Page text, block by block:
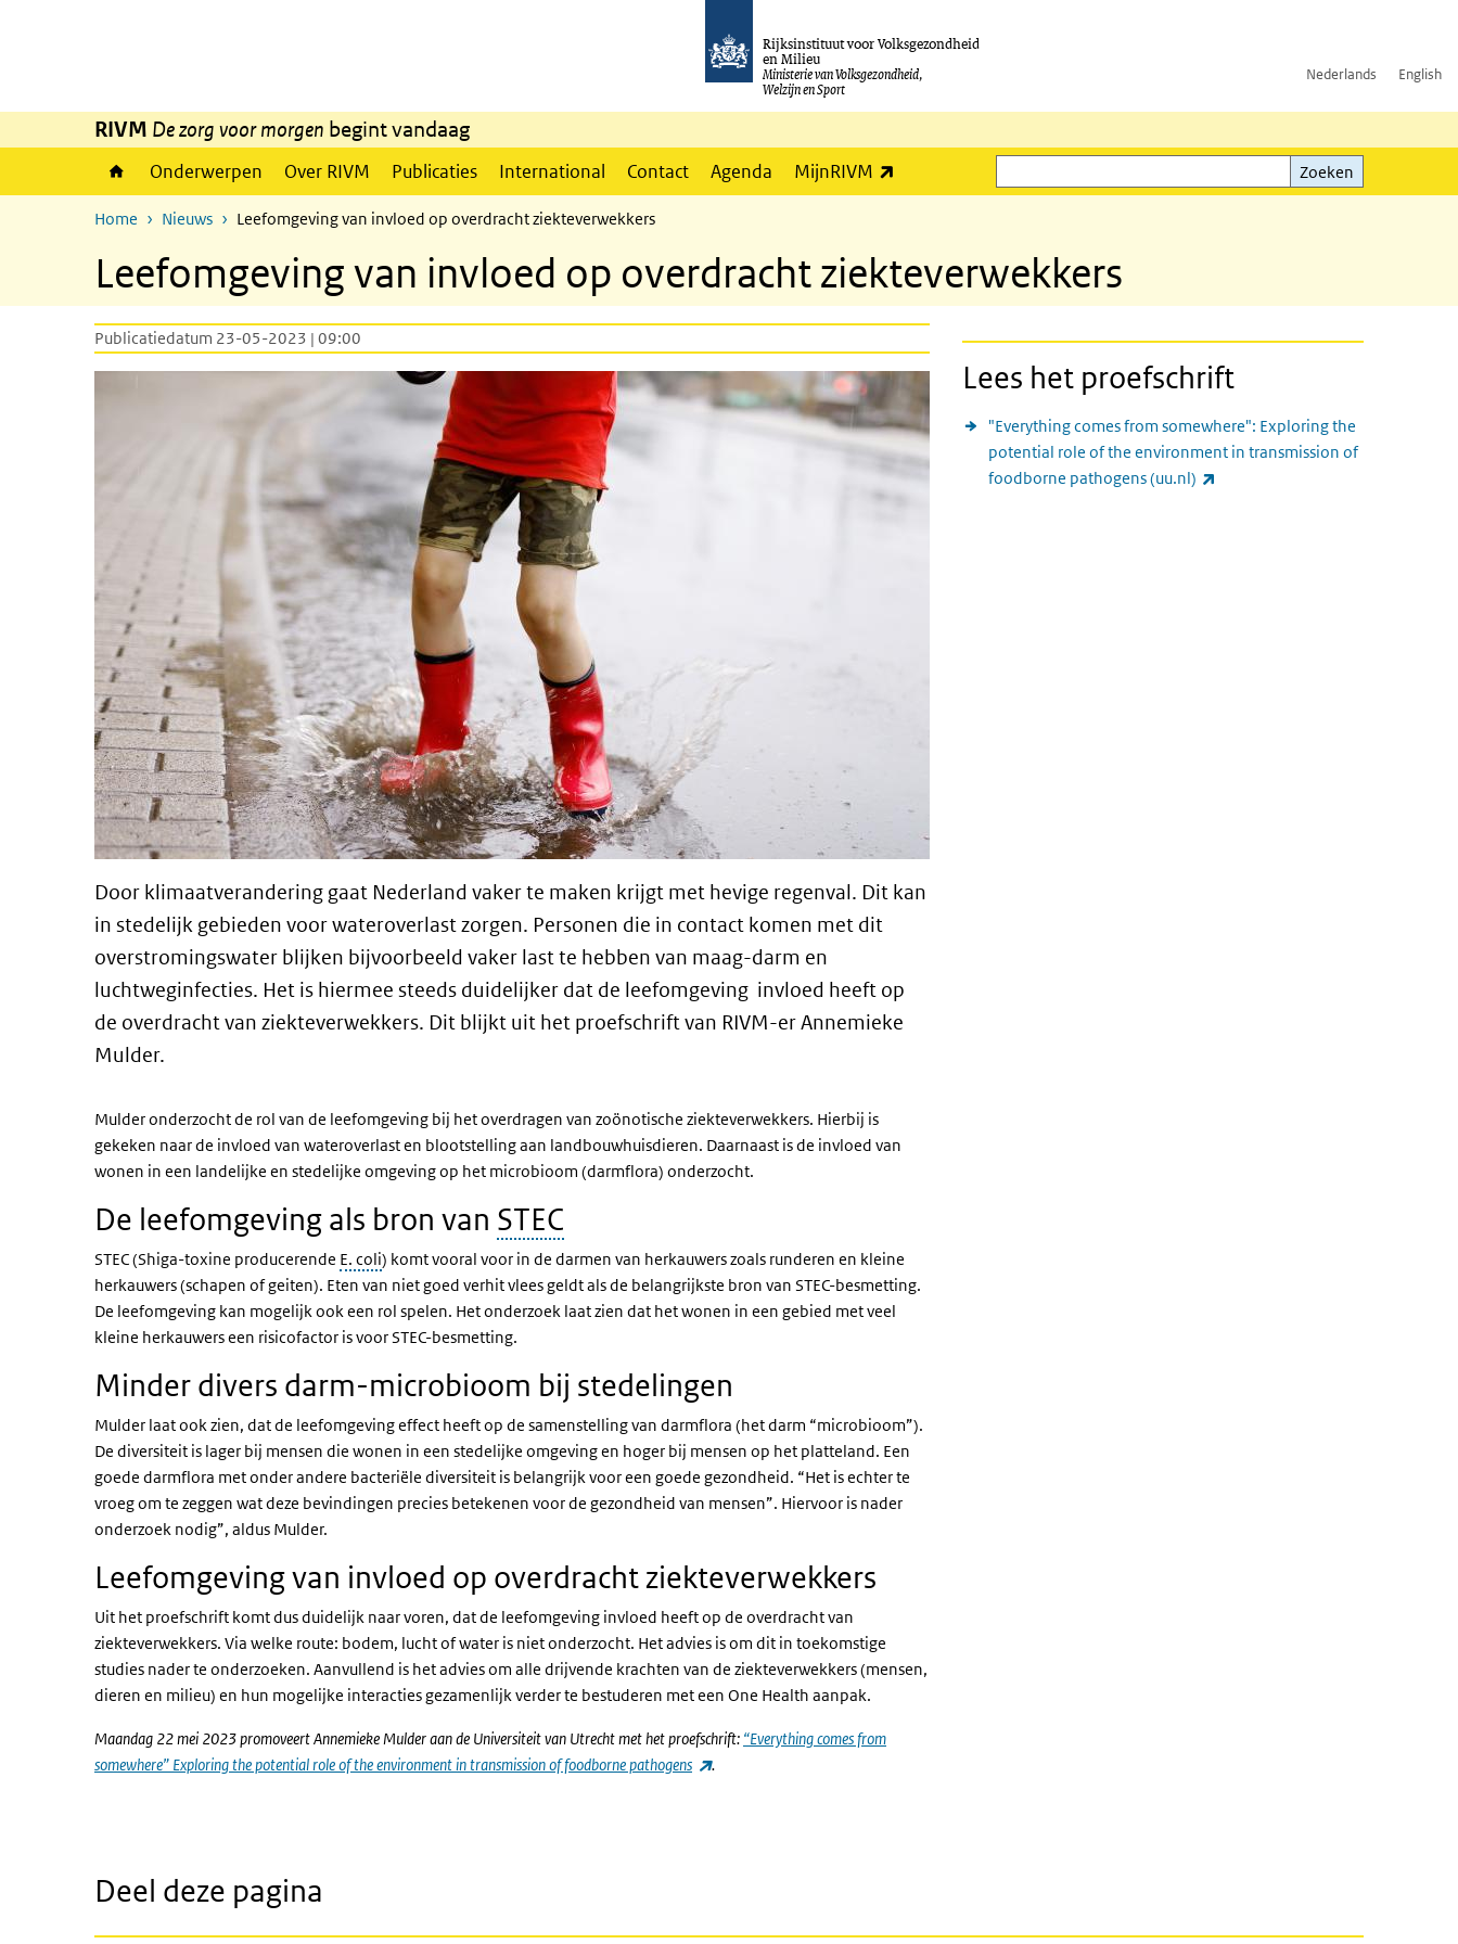
Rijksinstituut voor Volksgezondheid
en Milieu
Ministerie van Volksgezondheid,
Welzijn en Sport
Nederlands English
RIVM De zorg voor morgen begint vandaag
Onderwerpen Over RIVM Publicaties International Contact Agenda MijnRIVM
Zoeken
Zoeken
Home Nieuws Leefomgeving van invloed op overdracht ziekteverwekkers
Leefomgeving van invloed op overdracht ziekteverwekkers
Publicatiedatum 23-05-2023 | 09:00
Door klimaatverandering gaat Nederland vaker te maken krijgt met hevige regenval. Dit kan
in stedelijk gebieden voor wateroverlast zorgen. Personen die in contact komen met dit
overstromingswater blijken bijvoorbeeld vaker last te hebben van maag-darm en
luchtweginfecties. Het is hiermee steeds duidelijker dat de leefomgeving invloed heeft op
de overdracht van ziekteverwekkers. Dit blijkt uit het proefschrift van RIVM-er Annemieke
Mulder.
Mulder onderzocht de rol van de leefomgeving bij het overdragen van zoönotische ziekteverwekkers. Hierbij is
gekeken naar de invloed van wateroverlast en blootstelling aan landbouwhuisdieren. Daarnaast is de invloed van
wonen in een landelijke en stedelijke omgeving op het microbioom (darmflora) onderzocht.
De leefomgeving als bron van STEC
STEC (Shiga-toxine producerende E. coli) komt vooral voor in de darmen van herkauwers zoals runderen en kleine
herkauwers (schapen of geiten). Eten van niet goed verhit vlees geldt als de belangrijkste bron van STEC-besmetting.
De leefomgeving kan mogelijk ook een rol spelen. Het onderzoek laat zien dat het wonen in een gebied met veel
kleine herkauwers een risicofactor is voor STEC-besmetting.
Minder divers darm-microbioom bij stedelingen
Mulder laat ook zien, dat de leefomgeving effect heeft op de samenstelling van darmflora (het darm “microbioom”).
De diversiteit is lager bij mensen die wonen in een stedelijke omgeving en hoger bij mensen op het platteland. Een
goede darmflora met onder andere bacteriële diversiteit is belangrijk voor een goede gezondheid. “Het is echter te
vroeg om te zeggen wat deze bevindingen precies betekenen voor de gezondheid van mensen”. Hiervoor is nader
onderzoek nodig”, aldus Mulder.
Leefomgeving van invloed op overdracht ziekteverwekkers
Uit het proefschrift komt dus duidelijk naar voren, dat de leefomgeving invloed heeft op de overdracht van
ziekteverwekkers. Via welke route: bodem, lucht of water is niet onderzocht. Het advies is om dit in toekomstige
studies nader te onderzoeken. Aanvullend is het advies om alle drijvende krachten van de ziekteverwekkers (mensen,
dieren en milieu) en hun mogelijke interacties gezamenlijk verder te bestuderen met een One Health aanpak.
Maandag 22 mei 2023 promoveert Annemieke Mulder aan de Universiteit van Utrecht met het proefschrift: “Everything comes from
somewhere” Exploring the potential role of the environment in transmission of foodborne pathogens
(externe link)
.
Lees het proefschrift
"Everything comes from somewhere": Exploring the
potential role of the environment in transmission of
foodborne pathogens (uu.nl)
Deel deze pagina